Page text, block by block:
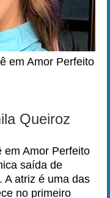
em Amor Perfeito
Queiroz
em Amor Perfeito
saída de
A atriz é uma das
no primeiro